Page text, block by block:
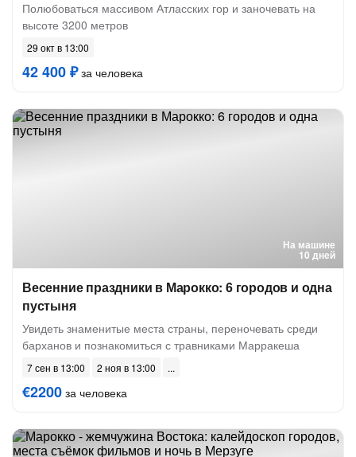
Полюбоваться массивом Атласских гор и заночевать на
высоте 3200 метров
29 окт в 13:00
42 400 ₽за человека
На машине
10 дней
Весенние праздники в Марокко: 6 городов и одна
пустыня
Увидеть знаменитые места страны, переночевать среди
барханов и познакомиться с травниками Марракеша
7 сен в 13:00 2 ноя в 13:00
€2200 за человека